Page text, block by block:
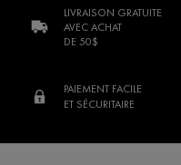
LIVRAISON GRATUITE
AVEC ACHAT
DE 50$
PAIEMENT FACILE
ET SÉCURITAIRE